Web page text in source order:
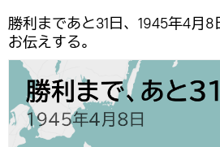
勝利まであと31日、1945年4月
お伝えする。